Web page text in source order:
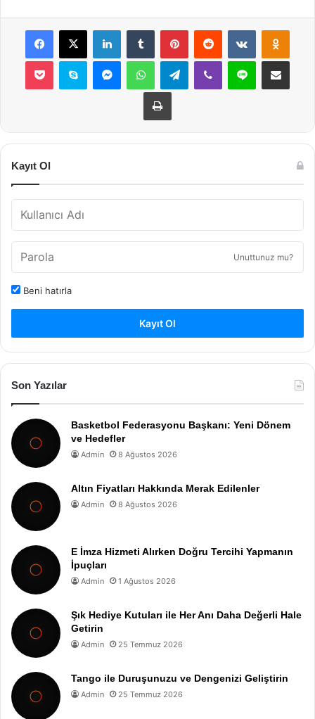
Facebook
X LinkedInTumblr PinterestReddit VKontakte
Pocket Skype MessengerWhatsAppTelegramViber Line E-Posta ile
Yazdır
Kayıt Ol
Unuttunuz mu?
Beni hatırla
Kayıt Ol
Son Yazılar
Basketbol Federasyonu Başkanı: Yeni Dönem
ve Hedefler
Admin 8 Ağustos 2026
Altın Fiyatları Hakkında Merak Edilenler
Admin 8 Ağustos 2026
E İmza Hizmeti Alırken Doğru Tercihi Yapmanın
İpuçları
Admin 1 Ağustos 2026
Şık Hediye Kutuları ile Her Anı Daha Değerli Hale
Getirin
Admin 25 Temmuz 2026
Tango ile Duruşunuzu ve Dengenizi Geliştirin
Admin 25 Temmuz 2026